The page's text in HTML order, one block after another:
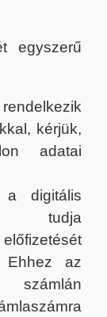
egyszerű
kérjük,
adatai
a digitális
tudja
Ehhez az
számlán